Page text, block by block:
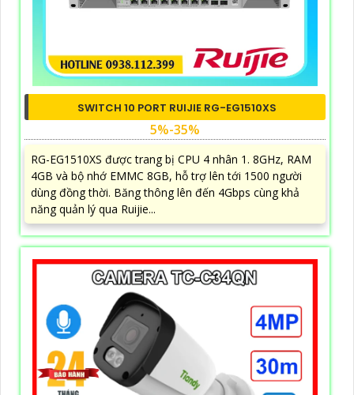
SWITCH 10 PORT RUIJIE RG-EG1510XS
5%-35%
RG-EG1510XS được trang bị CPU 4 nhân 1. 8GHz, RAM
4GB và bộ nhớ EMMC 8GB, hỗ trợ lên tới 1500 người
dùng đồng thời. Băng thông lên đến 4Gbps cùng khả
năng quản lý qua Ruijie...